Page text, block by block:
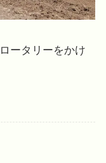
ータリーをかけ